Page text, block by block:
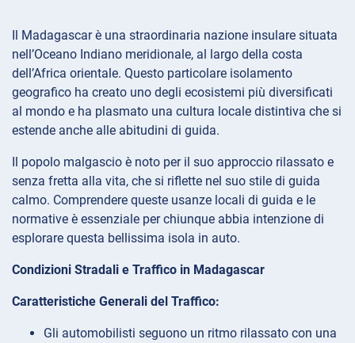
Il Madagascar è una straordinaria nazione insulare situata
nell’Oceano Indiano meridionale, al largo della costa
dell’Africa orientale. Questo particolare isolamento
geografico ha creato uno degli ecosistemi più diversificati
al mondo e ha plasmato una cultura locale distintiva che si
estende anche alle abitudini di guida.
Il popolo malgascio è noto per il suo approccio rilassato e
senza fretta alla vita, che si riflette nel suo stile di guida
calmo. Comprendere queste usanze locali di guida e le
normative è essenziale per chiunque abbia intenzione di
esplorare questa bellissima isola in auto.
Condizioni Stradali e Traffico in Madagascar
Caratteristiche Generali del Traffico:
Gli automobilisti seguono un ritmo rilassato con una